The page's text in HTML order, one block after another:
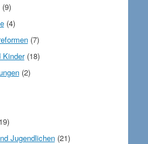
(9)
(4)
(7)
Kinder(18)
(2)
Jugendlichen(21)